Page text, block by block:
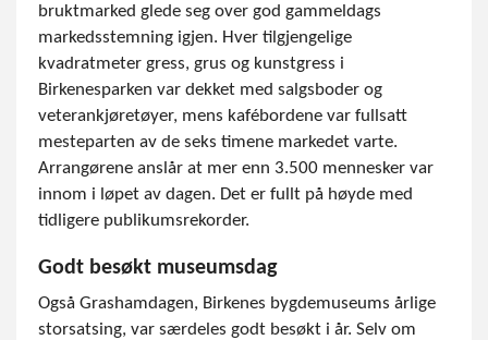
bruktmarked glede seg over god gammeldags
markedsstemning igjen. Hver tilgjengelige
kvadratmeter gress, grus og kunstgress i
Birkenesparken var dekket med salgsboder og
veterankjøretøyer, mens kafébordene var fullsatt
mesteparten av de seks timene markedet varte.
Arrangørene anslår at mer enn 3.500 mennesker var
innom i løpet av dagen. Det er fullt på høyde med
tidligere publikumsrekorder.
Godt besøkt museumsdag
Også Grashamdagen, Birkenes bygdemuseums årlige
storsatsing, var særdeles godt besøkt i år. Selv om